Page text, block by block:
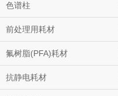
色谱柱
前处理用耗材
氟树脂(PFA)耗材
抗静电耗材